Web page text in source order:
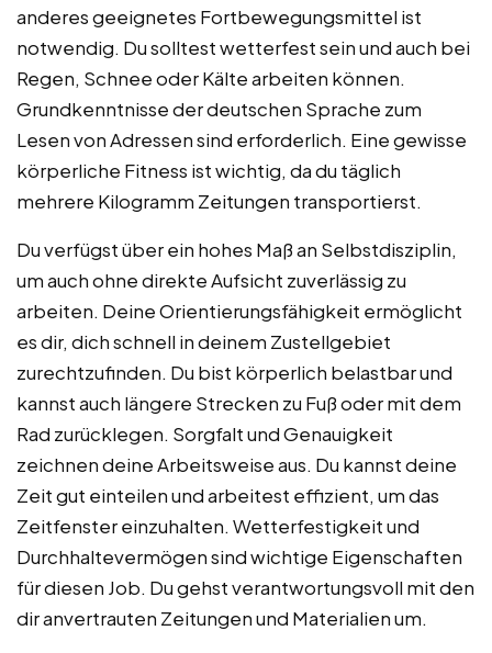
anderes geeignetes Fortbewegungsmittel ist
notwendig. Du solltest wetterfest sein und auch bei
Regen, Schnee oder Kälte arbeiten können.
Grundkenntnisse der deutschen Sprache zum
Lesen von Adressen sind erforderlich. Eine gewisse
körperliche Fitness ist wichtig, da du täglich
mehrere Kilogramm Zeitungen transportierst.
Du verfügst über ein hohes Maß an Selbstdisziplin,
um auch ohne direkte Aufsicht zuverlässig zu
arbeiten. Deine Orientierungsfähigkeit ermöglicht
es dir, dich schnell in deinem Zustellgebiet
zurechtzufinden. Du bist körperlich belastbar und
kannst auch längere Strecken zu Fuß oder mit dem
Rad zurücklegen. Sorgfalt und Genauigkeit
zeichnen deine Arbeitsweise aus. Du kannst deine
Zeit gut einteilen und arbeitest effizient, um das
Zeitfenster einzuhalten. Wetterfestigkeit und
Durchhaltevermögen sind wichtige Eigenschaften
für diesen Job. Du gehst verantwortungsvoll mit den
dir anvertrauten Zeitungen und Materialien um.